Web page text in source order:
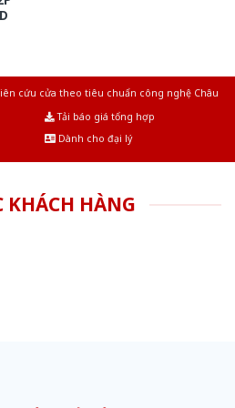
cứu cửa theo tiêu chuẩn công nghệ Châu
Tải báo giá tổng hợp
Dành cho đại lý
KHÁCH HÀNG